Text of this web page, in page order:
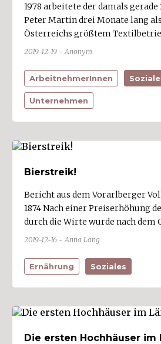
Sibratsgfäll
Silbertal
Sonntag
Stallehr (1)
Sulz (1)
Sulzberg (1)
Thüringerberg
Vandans
Viktorsberg
Warth
Weiler
Wolfurt (1)
1978 arbeitete der damals gerade
Peter Martin drei Monate lang
Österreichs größtem
2019-12-19 - Anonym
ArbeitnehmerInnen
Unternehmen
Bierstreik!
Bericht aus dem Vorarlberger
1874 Nach einer Preiserhöhung
durch die Wirte wurde nach dem
2019-12-16 - Anna Lang
Ernährung Soziales
Die ersten Hochhäuser im